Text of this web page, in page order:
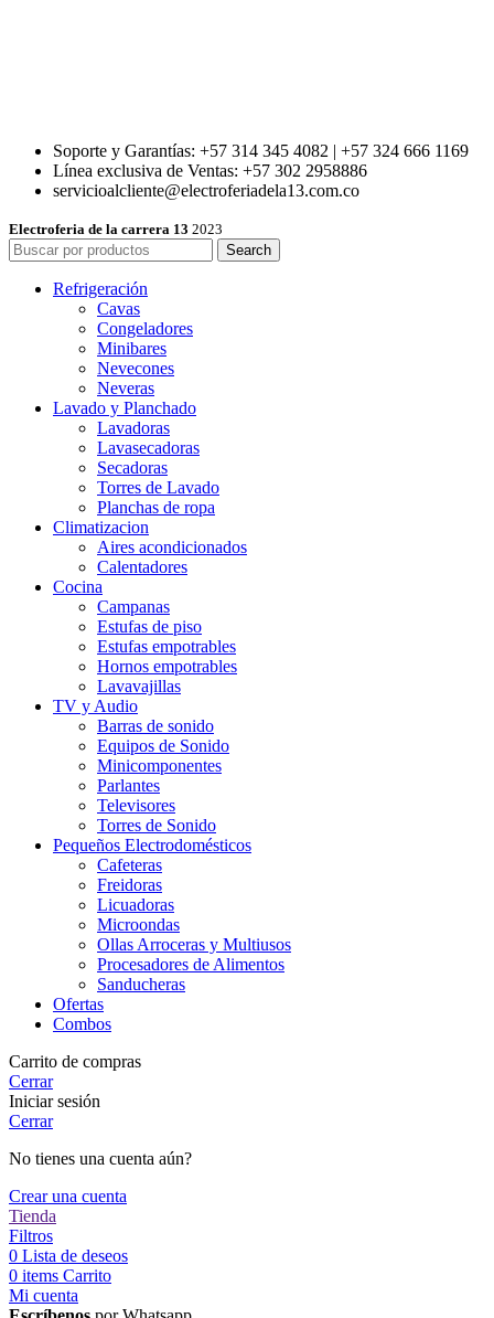
Soporte y Garantías: +57 314 345 4082 | +57 324 666 1169
Línea exclusiva de Ventas: +57 302 2958886
servicioalcliente@electroferiadela13.com.co
Electroferia de la carrera 13 2023
Search
Refrigeración
Cavas
Congeladores
Minibares
Nevecones
Neveras
Lavado y Planchado
Lavadoras
Lavasecadoras
Secadoras
Torres de Lavado
Planchas de ropa
Climatizacion
Aires acondicionados
Calentadores
Cocina
Campanas
Estufas de piso
Estufas empotrables
Hornos empotrables
Lavavajillas
TV y Audio
Barras de sonido
Equipos de Sonido
Minicomponentes
Parlantes
Televisores
Torres de Sonido
Pequeños Electrodomésticos
Cafeteras
Freidoras
Licuadoras
Microondas
Ollas Arroceras y Multiusos
Procesadores de Alimentos
Sanducheras
Ofertas
Combos
Carrito de compras
Cerrar
Iniciar sesión
Cerrar
No tienes una cuenta aún?
Crear una cuenta
Tienda
Filtros
0 Lista de deseos
0 items Carrito
Mi cuenta